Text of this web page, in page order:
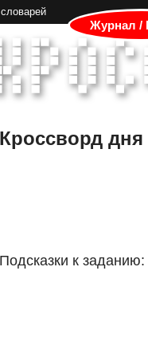
Журнал /
Кроссворд дня
Подсказки к заданию: